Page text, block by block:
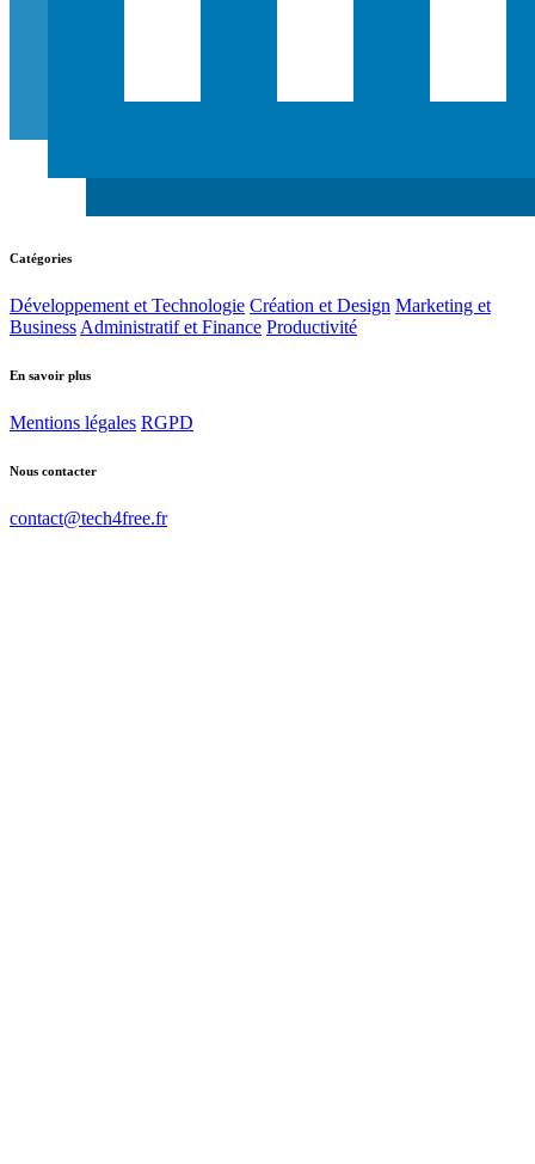
Catégories
Développement et Technologie Création et Design Marketing et
Business Administratif et Finance Productivité
En savoir plus
Mentions légales RGPD
Nous contacter
contact@tech4free.fr